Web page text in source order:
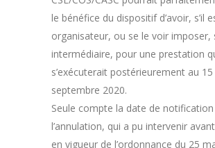
le bénéfice du dispositif d’avoir, s’il
organisateur, ou se le voir imposer,
intermédiaire, pour une prestation
s’exécuterait postérieurement au 15
septembre 2020.
Seule compte la date de notification
l’annulation, qui a pu intervenir avant
en vigueur de l’ordonnance du 25